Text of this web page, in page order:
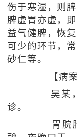
伤于寒湿，则
脾虚胃亦虚，
益气健脾，恢
可少的环节，
砂仁等。
【病案
吴某，
诊。
胃脘